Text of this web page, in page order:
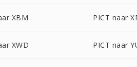
XBM PICT naar
XWD PICT naar